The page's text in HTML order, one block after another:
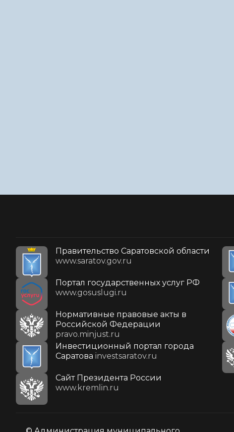
Правительство Саратовской области
www.saratov.gov.ru
Портал государственных услуг РФ
www.gosuslugi.ru
Нормативные правовые акты в
Российской Федерации
pravo.minjust.ru
Инвестиционный портал города
Саратова investsaratov.ru
Cайт Президента России
www.kremlin.ru